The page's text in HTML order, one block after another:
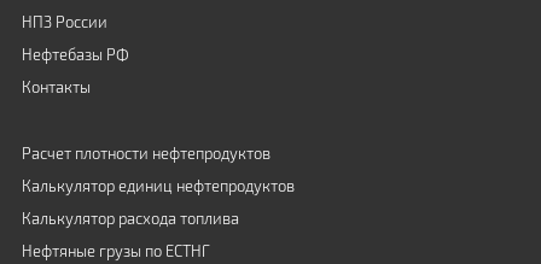
НПЗ России
Нефтебазы РФ
Контакты
Расчет плотности нефтепродуктов
Калькулятор единиц нефтепродуктов
Калькулятор расхода топлива
Нефтяные грузы по ЕСТНГ